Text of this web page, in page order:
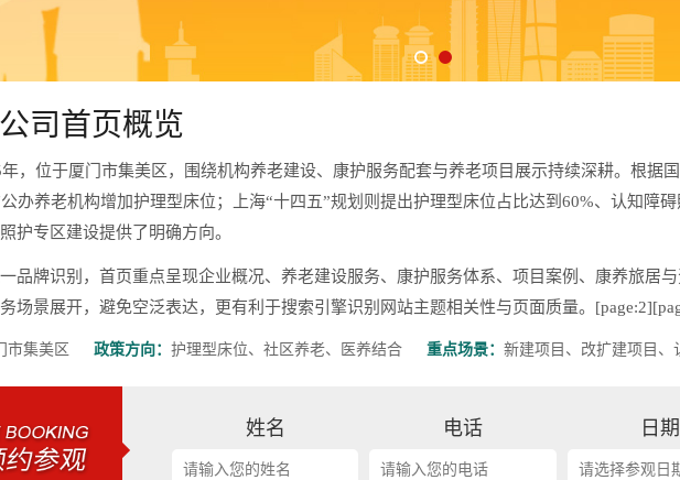
司首页概览
，位于厦门市集美区，围绕机构养老建设、康护服务配套与养老项目展示持续深耕。根据
办养老机构增加护理型床位；上海“十四五”规划则提出护理型床位占比达到60%、认知障
护专区建设提供了明确方向。
品牌识别，首页重点呈现企业概况、养老建设服务、康护服务体系、项目案例、康养旅居
场景展开，避免空泛表达，更有利于搜索引擎识别网站主题相关性与页面质量。
市集美区 政策方向： 护理型床位、社区养老、医养结合 重点场景： 新建项目、改扩建项目、
姓名 电话 日期